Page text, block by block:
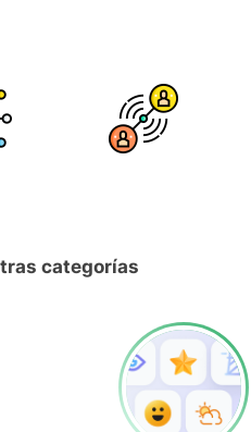
categorías